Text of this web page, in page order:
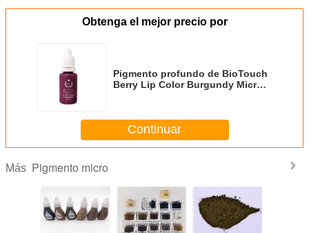
Obtenga el mejor precio por
Pigmento profundo de BioTouch
Berry Lip Color Burgundy Micro
Continuar
Más Pigmento micro